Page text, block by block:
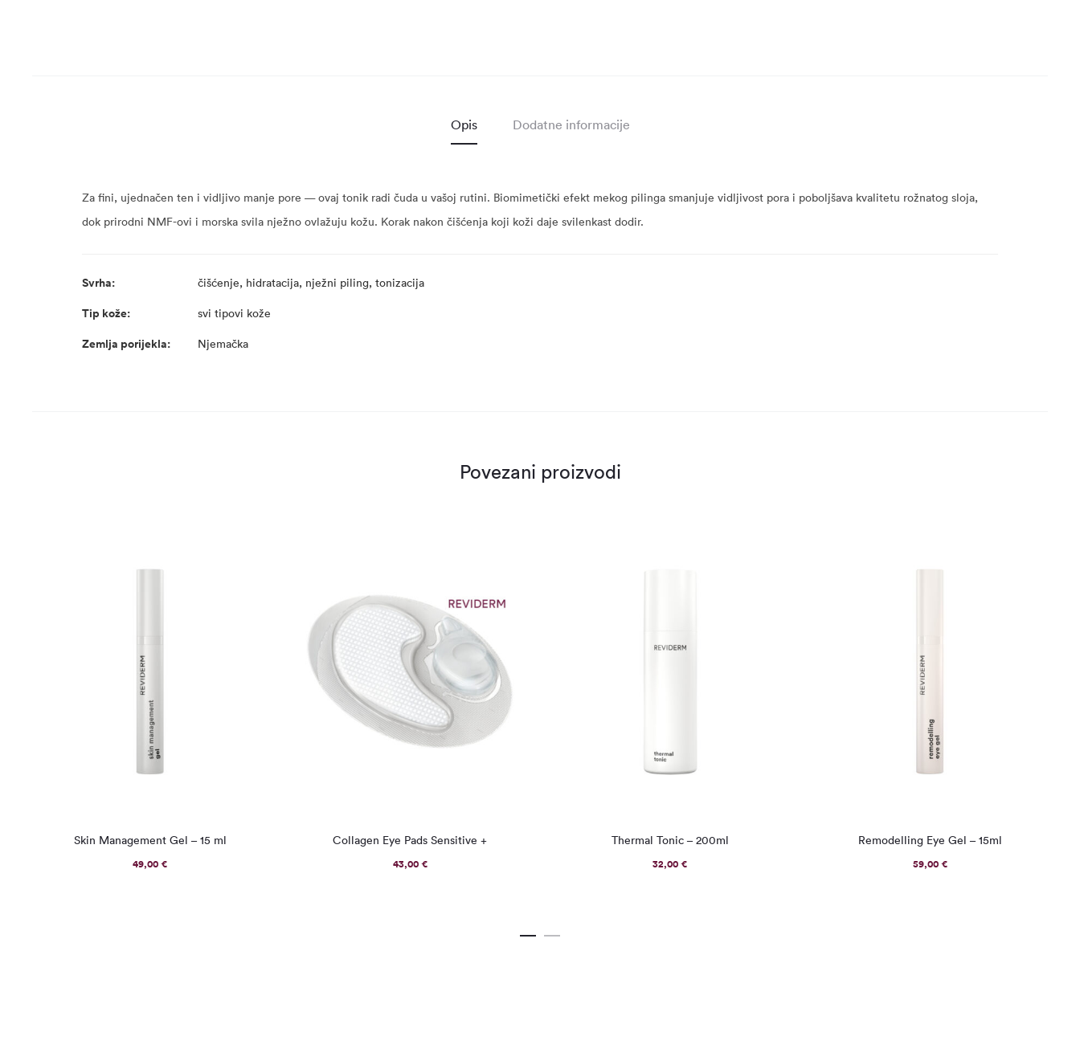
Opis Dodatne informacije
Za fini, ujednačen ten i vidljivo manje pore — ovaj tonik radi čuda u vašoj rutini. Biomimetički efekt mekog pilinga smanjuje vidljivost pora i poboljšava kvalitetu rožnatog sloja,
dok prirodni NMF-ovi i morska svila nježno ovlažuju kožu. Korak nakon čišćenja koji koži daje svilenkast dodir.
Svrha: čišćenje, hidratacija, nježni piling, tonizacija
Tip kože: svi tipovi kože
Zemlja porijekla: Njemačka
Povezani proizvodi
Skin Management Gel – 15 ml
49,00€
Collagen Eye Pads Sensitive +
43,00€
Thermal Tonic – 200ml
32,00€
Remodelling Eye Gel – 15ml
59,00€